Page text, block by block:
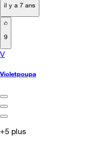
il y a 7 ans
9
V
Violetpoupa
+5 plus